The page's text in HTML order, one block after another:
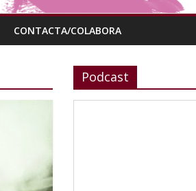
CONTACTA/COLABORA
Podcast